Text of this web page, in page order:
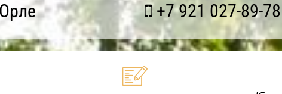
+7 921 027-89-78